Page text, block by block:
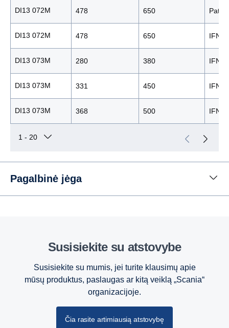
DI13 072M 478 650
DI13 072M 478 650 IFN
DI13 073M 280 380 IFN
DI13 073M 331 450 IFN
DI13 073M 368 500 IFN
Pagalbinė jėga
Susisiekite su atstovybe
Susisiekite su mumis, jei turite klausimų apie
mūsų produktus, paslaugas ar kitą veiklą „Scania“
organizacijoje.
Čia rasite artimiausią atstovybę